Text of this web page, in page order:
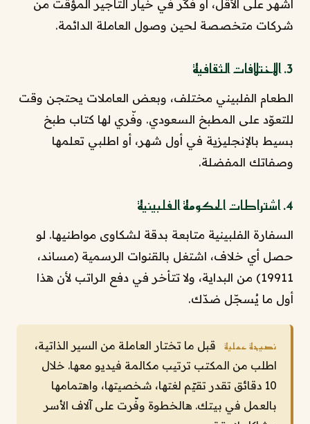
أشهر على الأقل، أو فكّر في خيار التأجير المؤقت من
شركات متخصصة لحين وصول العاملة الدائمة.
3. الاختلافات الثقافية
الطعام الفلبيني مختلف، وبعض العاملات يحتجن وقت
للتعوّد على المطبخ السعودي. وفّري لها كتاب طبخ
بسيط بالإنجليزية في أول شهر، أو اطلبي تعلمها
وصفاتك المفضلة.
4. اشتراطات الحكومة الفلبينية
السفارة الفلبينية متابعة بدقة لشكاوى مواطنيها. لو
حصل أي خلاف، اشتغل بالقنوات الرسمية (مساند،
19911) من البداية، ولا تتأخر في دفع الراتب لأن هذا
أول ما يُسجّل ضدّك.
نصيحة عملية
قبل ما تختار العاملة من السير الذاتية،
اطلب من المكتب ترتيب مكالمة فيديو معها. خلال
10 دقائق تقدر تقيّم لغتها، شخصيتها، واهتمامها
بالعمل في بيتك. هالخطوة وفّرت على آلاف الأسر